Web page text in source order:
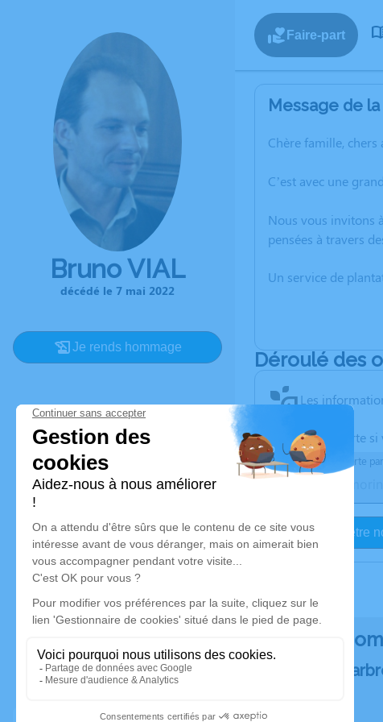
Bruno VIAL
décédé le 7 mai 2022
Je rends hommage
Faire-part
Message de
Chère famille, chers
C’est avec une
Nous vous invitons
pensées à travers
Un service de
Déroulé des
Les
Activez une alerte
Recevoir une alerte
Je veux être
Rendez
Plantez un